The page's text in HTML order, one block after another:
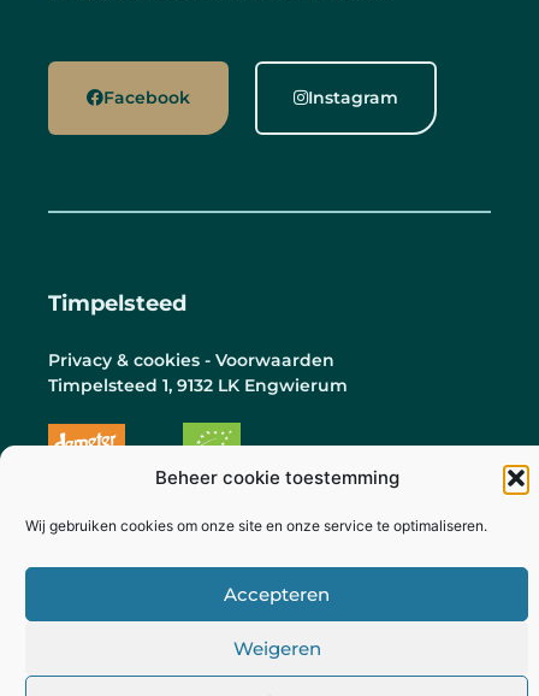
Beheer cookie toestemming
Wij gebruiken cookies om onze site en onze service te optimaliseren.
Accepteren
Weigeren
Facebook Instagram
Timpelsteed
Privacy & cookies - Voorwaarden
Timpelsteed 1, 9132 LK Engwierum
© Mts. Timpelsteed 2026
Ontwerp door ChangMade - Ontwikkeling door